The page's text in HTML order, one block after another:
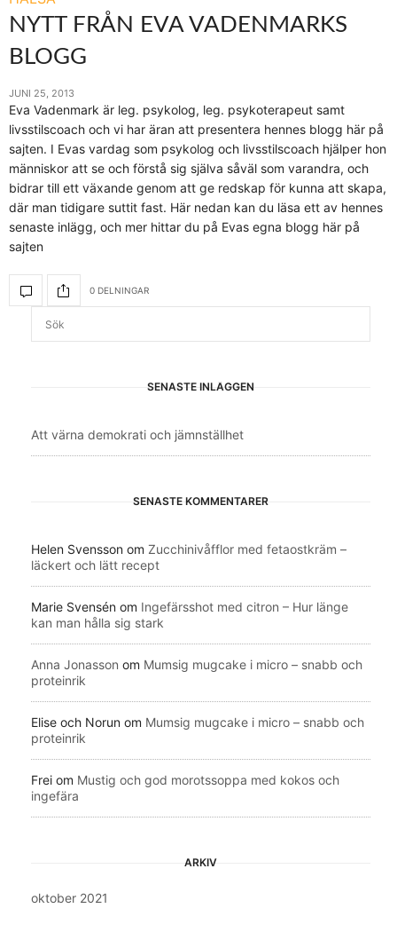
NYTT FRÅN EVA VADENMARKS
BLOGG
JUNI 25, 2013
Eva Vadenmark är leg. psykolog, leg. psykoterapeut samt
livsstilscoach och vi har äran att presentera hennes blogg här på
sajten. I Evas vardag som psykolog och livsstilscoach hjälper hon
människor att se och förstå sig själva såväl som varandra, och
bidrar till ett växande genom att ge redskap för kunna att skapa,
där man tidigare suttit fast. Här nedan kan du läsa ett av hennes
senaste inlägg, och mer hittar du på Evas egna blogg här på
sajten
0 DELNINGAR
SENASTE INLÄGGEN
Att värna demokrati och jämnställhet
SENASTE KOMMENTARER
Helen Svensson om Zucchinivåfflor med fetaostkräm –
läckert och lätt recept
Marie Svensén om Ingefärsshot med citron – Hur länge
kan man hålla sig stark
Anna Jonasson om Mumsig mugcake i micro – snabb och
proteinrik
Elise och Norun om Mumsig mugcake i micro – snabb och
proteinrik
Frei om Mustig och god morotssoppa med kokos och
ingefära
ARKIV
oktober 2021